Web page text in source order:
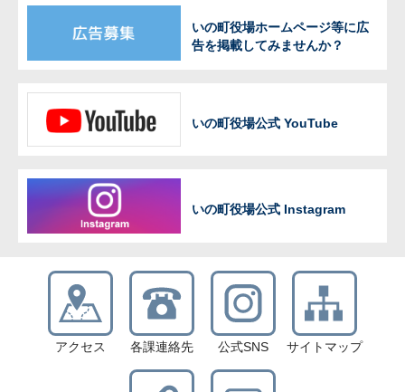
いの町役場ホームページ等に広
告を掲載してみませんか？
いの町役場公式 YouTube
いの町役場公式 Instagram
アクセス 各課連絡先 公式SNS サイトマップ